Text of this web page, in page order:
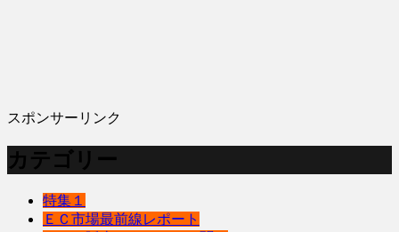
スポンサーリンク
カテゴリー
特集１
ＥＣ市場最前線レポート